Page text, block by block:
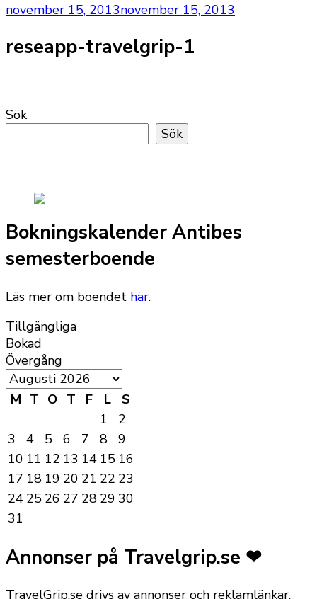
november 15, 2013november 15, 2013
reseapp-travelgrip-1
Sök
Sök
Bokningskalender Antibes
semesterboende
Läs mer om boendet här.
Tillgängliga
Bokad
Övergång
M T O T F L
S
1
2
3
4 5 6 7 8
9
10 11 12 13 14 15 16
17 18 19 20 21 22 23
24 25 26 27 28 29 30
31
Annonser på Travelgrip.se ❤
TravelGrip.se drivs av annonser och reklamlänkar,